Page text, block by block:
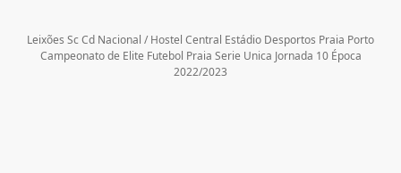
Leixões Sc Cd Nacional / Hostel Central Estádio Desportos Praia Porto
Campeonato de Elite Futebol Praia Serie Unica Jornada 10 Época
2022/2023